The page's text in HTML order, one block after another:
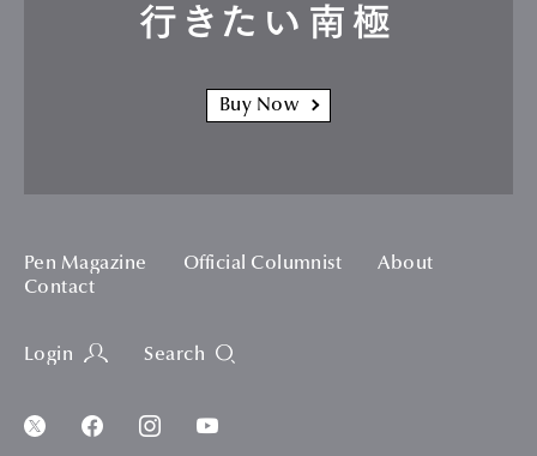
行きたい南極
Buy Now
Pen Magazine Official Columnist
About
Contact
Login Search